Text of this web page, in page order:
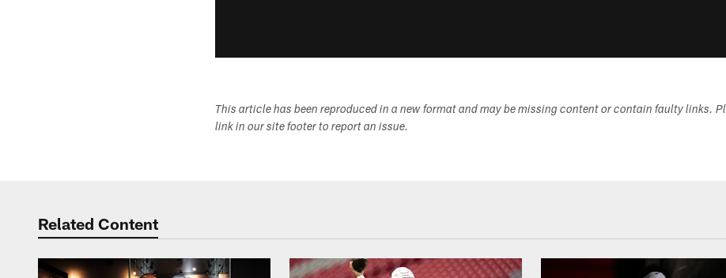
This article has been reproduced in a new format and may be missing content or contain faulty links.
link in our site footer to report an issue.
Related Content